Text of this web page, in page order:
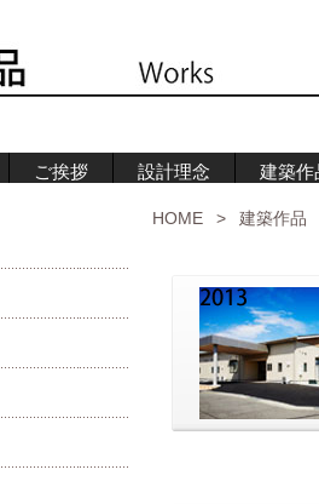
ご挨拶 設計理念 建築作
HOME > 建築作品